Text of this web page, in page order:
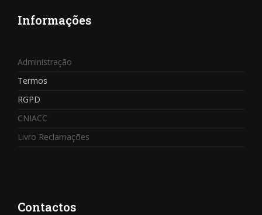
Informações
Administração
Termos
RGPD
CNIACC
Livro Reclamações
Contactos